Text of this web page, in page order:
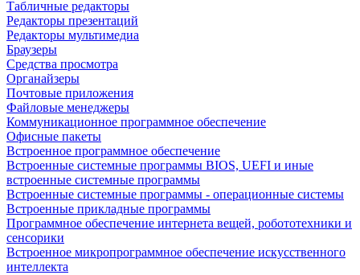
Табличные редакторы
Редакторы презентаций
Редакторы мультимедиа
Браузеры
Средства просмотра
Органайзеры
Почтовые приложения
Файловые менеджеры
Коммуникационное программное обеспечение
Офисные пакеты
Встроенное программное обеспечение
Встроенные системные программы BIOS, UEFI и иные
встроенные системные программы
Встроенные системные программы - операционные системы
Встроенные прикладные программы
Программное обеспечение интернета вещей, робототехники и
сенсорики
Встроенное микропрограммное обеспечение искусственного
интеллекта